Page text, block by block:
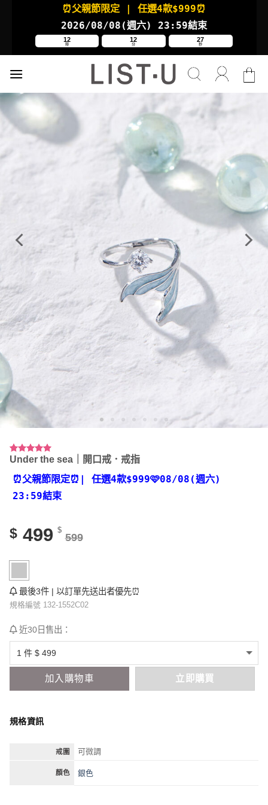
⏰父親節限定 | 任選4款$999⏰
2026/08/08(週六) 23:59結束
12
時
12
分
26
秒
評分4.92
91
位顧客進
行評分
Under the sea｜開口戒．戒指
⏰父親節限定⏰ | 任選4款$999🩷08/08(週六)
23:59結束
$ 499 $
599
最後3件 | 以訂單先送出者優先⏰
規格編號 132-1552C02
近30日售出：
加入購物車 立即購買
規格資訊
戒圍 可微調
顏色 銀色